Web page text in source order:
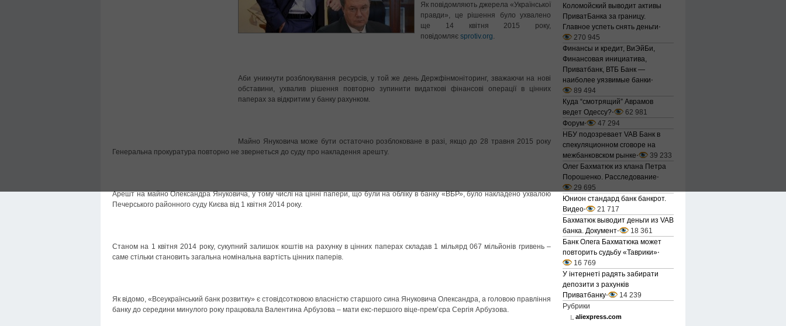
Як повідомляють джерела «Української
правди», це рішення було ухвалено
ще 14 квітня 2015 року,
повідомляє sprotiv.org.
Аби уникнути розблокування ресурсів, у той же день Держфінмоніторинг, зважаючи на нові
обставини, ухвалив рішення повторно зупинити видаткові фінансові операції в цінних
паперах за відкритим у банку рахунком.
Майно Януковича може бути остаточно розблоковане в разі, якщо до 28 травня 2015 року
Генеральна прокуратура повторно не звернеться до суду про накладення арешту.
Арешт на майно Олександра Януковича, у тому числі на цінні папери, що були на обліку в банку «ВБР», було накладено ухвалою
Печерського районного суду Києва від 1 квітня 2014 року.
Станом на 1 квітня 2014 року, сукупний залишок коштів на рахунку в цінних паперах складав 1 мільярд 067 мільйонів гривень –
саме стільки становить загальна номінальна вартість цінних паперів.
Як відомо, «Всеукраїнський банк розвитку» є стовідсотковою власністю старшого сина Януковича Олександра, а головою правління
банку до середини минулого року працювала Валентина Арбузова – мати екс-першого віце-прем’єра Сергія Арбузова.
Коломойский выводит активы
ПриватБанка за границу.
Главное успеть снять деньги⋅
270 945
Финансы и кредит, ВиЭйБи,
Финансовая инициатива,
Приватбанк, ВТБ Банк —
наиболее уязвимые банки⋅
89 494
Куда “смотрящий” Аврамов
ведет Одессу?⋅
62 981
Форум⋅
47 294
НБУ подозревает VAB Банк в
спекуляционном сговоре на
межбанковском рынке⋅
39 233
Олег Бахматюк из клана Петра
Порошенко. Расследование⋅
29 695
Юнион стандард банк банкрот.
Видео⋅
21 717
Бахматюк выводит деньги из VAB
банка. Документ⋅
18 361
Банк Олега Бахматюка может
повторить судьбу «Таврики»⋅
16 769
У інтернеті радять забирати
депозити з рахунків
Приватбанку⋅
14 239
Рубрики
aliexpress.com